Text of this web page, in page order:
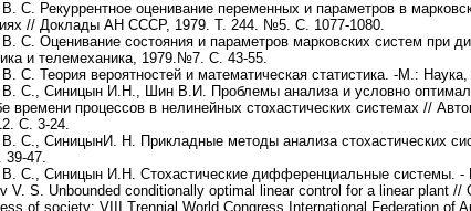
В. С. Рекуррентное оценивание переменных и параметров в
// Доклады АН СССР, 1979. Т. 244. №5. С. 1077-1080.
В. С. Оценивание состояния и параметров марковских систем при
и телемеханика, 1979.№7. С. 43-55.
С. Теория вероятностей и математическая статистика. -М.: Наука,
В. С., Синицын И.Н., Шин В.И. Проблемы анализа и условно
времени процессов в нелинейных стохастических системах //
С. 3-24.
В. С., СиницынИ. Н. Прикладные методы анализа стохастических
47.
В. С., Синицын И.Н. Стохастические дифференциальные системы. -
V. S. Unbounded conditionally optimal linear control for а linear plant //
of society: VIII Trennial World Congress International Federation of